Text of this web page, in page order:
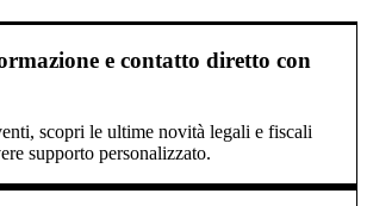
e contatto diretto con
scopri le ultime novità legali e fiscali
supporto personalizzato.